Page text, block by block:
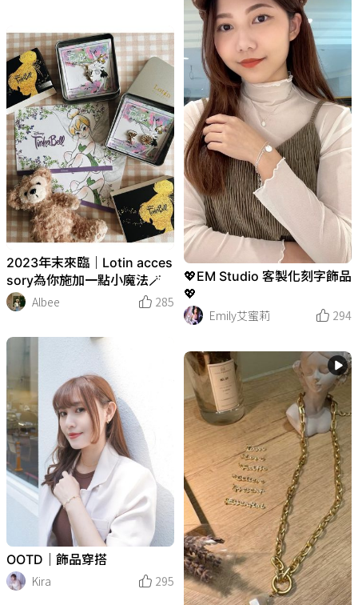
💖EM Studio 客製化刻字飾品
💖
Emily艾蜜莉
294
2023年末來臨｜Lotin acces
sory為你施加一點小魔法🪄
Albee
285
OOTD｜飾品穿搭
Kira
295